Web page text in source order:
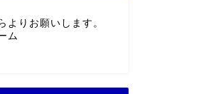
よりお願いします。
ム